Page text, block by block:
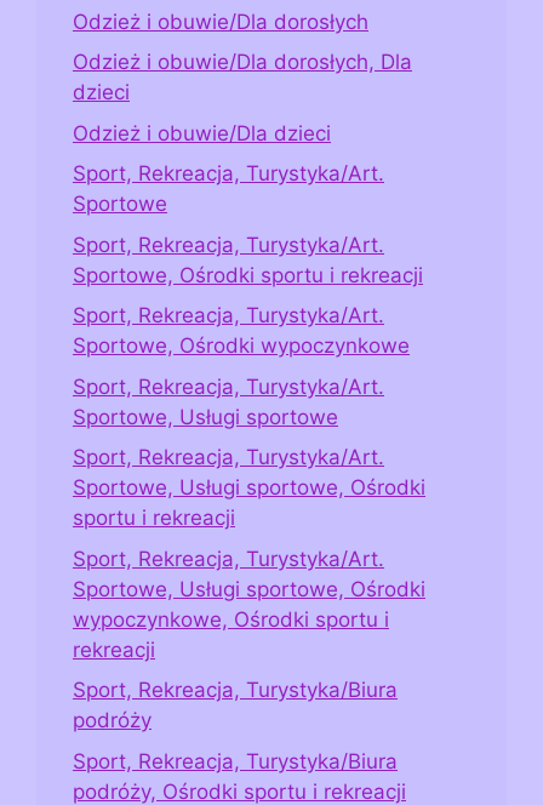
Odzież i obuwie/Dla dorosłych
Odzież i obuwie/Dla dorosłych, Dla
dzieci
Odzież i obuwie/Dla dzieci
Sport, Rekreacja, Turystyka/Art.
Sportowe
Sport, Rekreacja, Turystyka/Art.
Sportowe, Ośrodki sportu i rekreacji
Sport, Rekreacja, Turystyka/Art.
Sportowe, Ośrodki wypoczynkowe
Sport, Rekreacja, Turystyka/Art.
Sportowe, Usługi sportowe
Sport, Rekreacja, Turystyka/Art.
Sportowe, Usługi sportowe, Ośrodki
sportu i rekreacji
Sport, Rekreacja, Turystyka/Art.
Sportowe, Usługi sportowe, Ośrodki
wypoczynkowe, Ośrodki sportu i
rekreacji
Sport, Rekreacja, Turystyka/Biura
podróży
Sport, Rekreacja, Turystyka/Biura
podróży, Ośrodki sportu i rekreacji